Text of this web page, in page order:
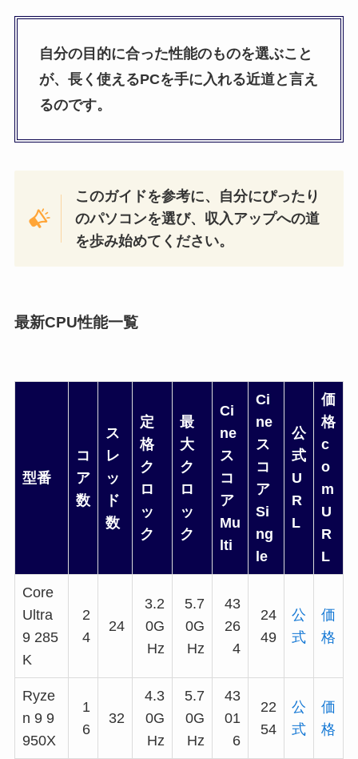
自分の目的に合った性能のものを選ぶこと
が、長く使えるPCを手に入れる近道と言え
るのです。
このガイドを参考に、自分にぴったり
のパソコンを選び、収入アップへの道
を歩み始めてください。
最新CPU性能一覧
型番
コ
ア
数
ス
レ
ッ
ド
数
定
格
ク
ロ
ッ
ク
最
大
ク
ロ
ッ
ク
Ci
ne
ス
コ
ア
Mu
lti
Ci
ne
ス
コ
ア
Si
ng
le
公
式
U
R
L
価
格
c
o
m
U
R
L
Core
Ultra
9 285
K
2
4
24
3.2
0G
Hz
5.7
0G
Hz
43
26
4
24
49
公
式
価
格
Ryze
n 9 9
950X
1
6
32
4.3
0G
Hz
5.7
0G
Hz
43
01
6
22
54
公
式
価
格